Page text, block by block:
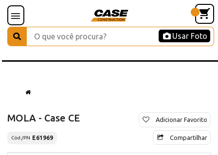
Usar Foto
MOLA - Case CE
Cód./PN E61969
Adicionar Favorito
Compartilhar